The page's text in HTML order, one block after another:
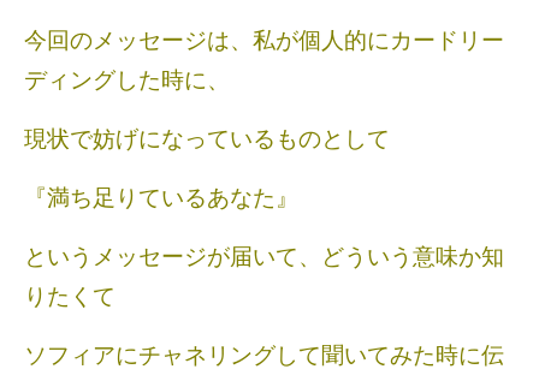
今回のメッセージは、私が個人的にカードリー
ディングした時に、
現状で妨げになっているものとして
『満ち足りているあなた』
というメッセージが届いて、どういう意味か知
りたくて
ソフィアにチャネリングして聞いてみた時に伝